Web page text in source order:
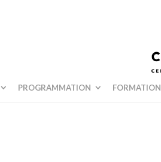
PROGRAMMATION FORMATION